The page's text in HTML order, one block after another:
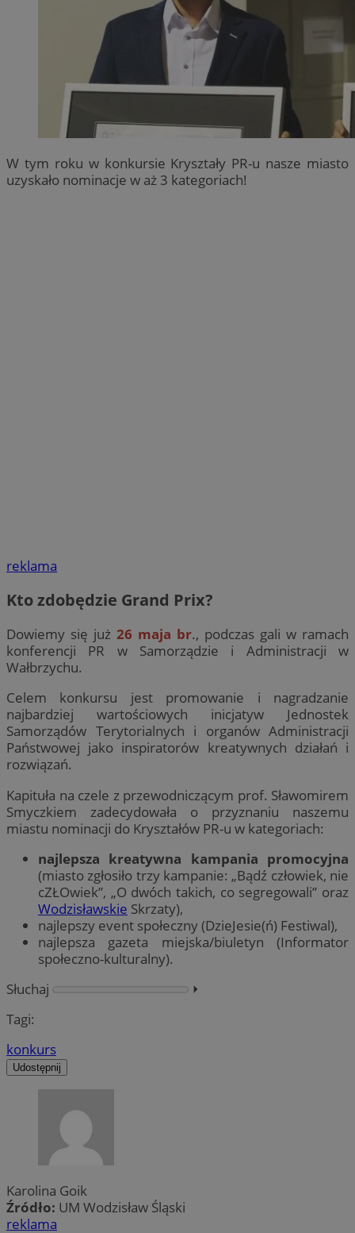
W tym roku w konkursie Kryształy PR-u nasze miasto
uzyskało nominacje w aż 3 kategoriach!
reklama
Kto zdobędzie Grand Prix?
Dowiemy się już 26 maja br., podczas gali w ramach
konferencji PR w Samorządzie i Administracji w
Wałbrzychu.
Celem konkursu jest promowanie i nagradzanie
najbardziej wartościowych inicjatyw Jednostek
Samorządów Terytorialnych i organów Administracji
Państwowej jako inspiratorów kreatywnych działań i
rozwiązań.
Kapituła na czele z przewodniczącym prof. Sławomirem
Smyczkiem zadecydowała o przyznaniu naszemu
miastu nominacji do Kryształów PR-u w kategoriach:
najlepsza kreatywna kampania promocyjna
(miasto zgłosiło trzy kampanie: „Bądź człowiek, nie
cZŁOwiek”, „O dwóch takich, co segregowali” oraz
Wodzisławskie Skrzaty),
najlepszy event społeczny (DzieJesie(ń) Festiwal),
najlepsza gazeta miejska/biuletyn (Informator
społeczno-kulturalny).
Słuchaj
⏵︎
Tagi:
konkurs
Udostępnij
Karolina Goik
Źródło: UM Wodzisław Śląski
reklama